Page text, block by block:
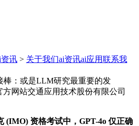
资讯 > 关于我们ai资讯ai应用联系我
棒：或是LLM研究最重要的发
网站交通应用技术股份有限公司
资格考试中，GPT-4o 仅正确